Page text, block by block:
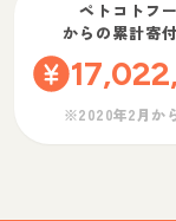
ペトコトフ
からの累計寄
※2020年2月か